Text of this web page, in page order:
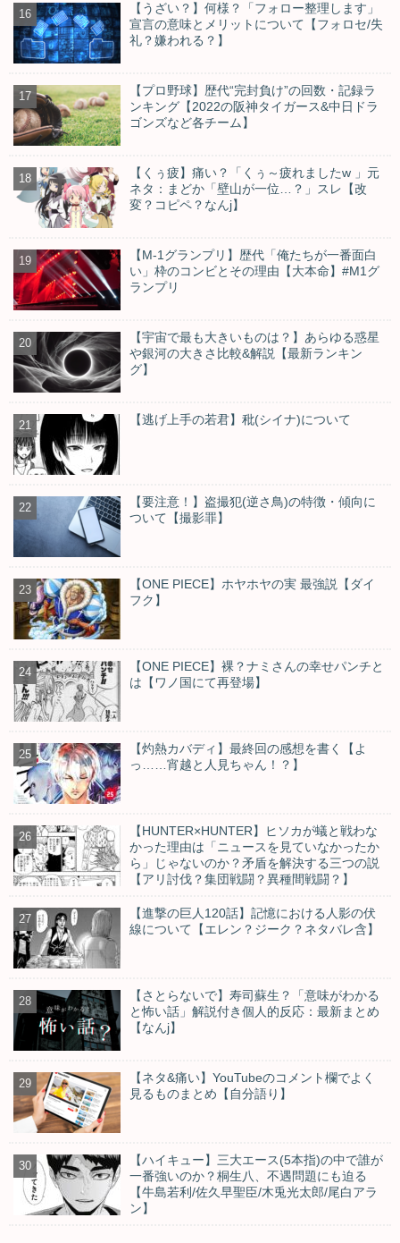
【うざい？】何様？「フォロー整理します」
宣言の意味とメリットについて【フォロセ/失
礼？嫌われる？】
【プロ野球】歴代“完封負け”の回数・記録ラ
ンキング【2022の阪神タイガース&中日ドラ
ゴンズなど各チーム】
【くぅ疲】痛い？「くぅ～疲れましたw 」元
ネタ：まどか「壁山が一位…？」スレ【改
変？コピペ？なんj】
【M-1グランプリ】歴代「俺たちが一番面白
い」枠のコンビとその理由【大本命】#M1グ
ランプリ
【宇宙で最も大きいものは？】あらゆる惑星
や銀河の大きさ比較&解説【最新ランキン
グ】
【逃げ上手の若君】秕(シイナ)について
【要注意！】盗撮犯(逆さ鳥)の特徴・傾向に
ついて【撮影罪】
【ONE PIECE】ホヤホヤの実 最強説【ダイ
フク】
【ONE PIECE】裸？ナミさんの幸せパンチと
は【ワノ国にて再登場】
【灼熱カバディ】最終回の感想を書く【よ
っ……宵越と人見ちゃん！？】
【HUNTER×HUNTER】ヒソカが蟻と戦わな
かった理由は「ニュースを見ていなかったか
ら」じゃないのか？矛盾を解決する三つの説
【アリ討伐？集団戦闘？異種間戦闘？】
【進撃の巨人120話】記憶における人影の伏
線について【エレン？ジーク？ネタバレ含】
【さとらないで】寿司蘇生？「意味がわかる
と怖い話」解説付き個人的反応：最新まとめ
【なんj】
【ネタ&痛い】YouTubeのコメント欄でよく
見るものまとめ【自分語り】
【ハイキュー】三大エース(5本指)の中で誰が
一番強いのか？桐生八、不遇問題にも迫る
【牛島若利/佐久早聖臣/木兎光太郎/尾白アラ
ン】